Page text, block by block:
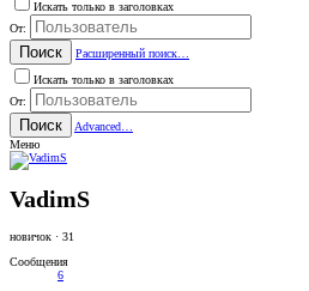
Искать только в заголовках
От:
Поиск
Расширенный поиск…
Искать только в заголовках
От:
Поиск
Advanced…
Меню
VadimS
новичок · 31
Сообщения
6